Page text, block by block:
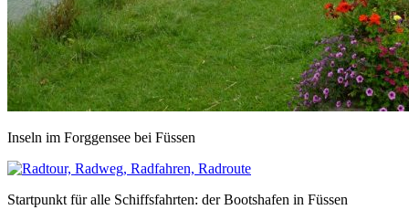
Inseln im Forggensee bei Füssen
Startpunkt für alle Schiffsfahrten: der Bootshafen in Füssen